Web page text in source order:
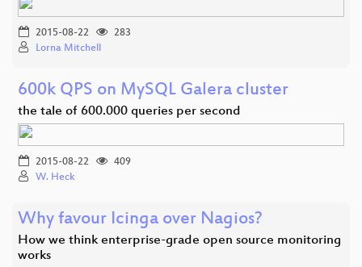
2015-08-22
283
Lorna Mitchell
600k QPS on MySQL Galera cluster
the tale of 600.000 queries per second
2015-08-22
409
W. Heck
Why favour Icinga over Nagios?
How we think enterprise-grade open source monitoring
works